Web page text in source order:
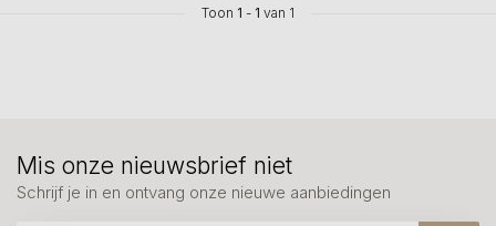
Toon 1 - 1 van 1
Mis onze nieuwsbrief niet
Schrijf je in en ontvang onze nieuwe aanbiedingen